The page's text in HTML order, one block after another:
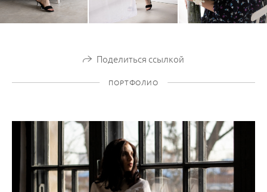
Поделиться ссылкой
ПОРТФОЛИО